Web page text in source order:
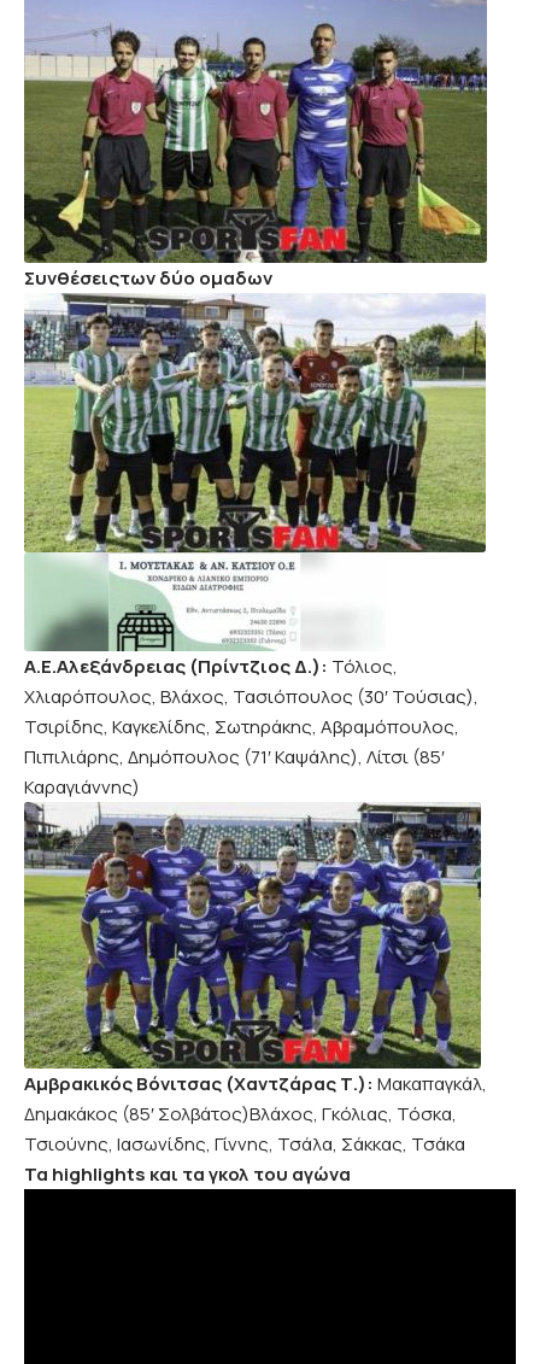
Συνθέσειςτων δύο ομαδων
A.E.Aλεξάνδρειας (Πρίντζιος Δ.): Τόλιος,
Χλιαρόπουλος, Βλάχος, Τασιόπουλος (30′ Τούσιας),
Τσιρίδης, Καγκελίδης, Σωτηράκης, Αβραμόπουλος,
Πιπιλιάρης, Δημόπουλος (71′ Καψάλης), Λίτσι (85′
Καραγιάννης)
Αμβρακικός Βόνιτσας (Χαντζάρας Τ.): Μακαπαγκάλ,
Δημακάκος (85′ Σολβάτος)Βλάχος, Γκόλιας, Τόσκα,
Τσιούνης, Ιασωνίδης, Γίννης, Τσάλα, Σάκκας, Τσάκα
Τα highlights και τα γκολ του αγώνα